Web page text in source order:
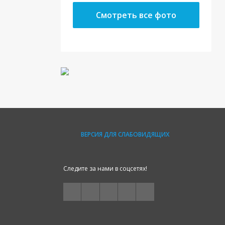
Смотреть все фото
ВЕРСИЯ ДЛЯ СЛАБОВИДЯЩИХ
Следите за нами в соцсетях!